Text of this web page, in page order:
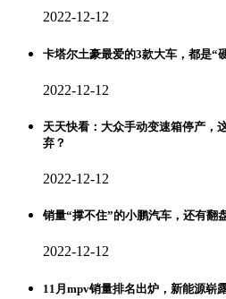
2022-12-12
卡塔尔土豪最爱的3款大车，都是“
2022-12-12
天天快看：大众手动变速箱停产，
弃？
2022-12-12
销量“撑不住”的小鹏汽车，还有翻
2022-12-12
11月mpv销量排名出炉，新能源崭